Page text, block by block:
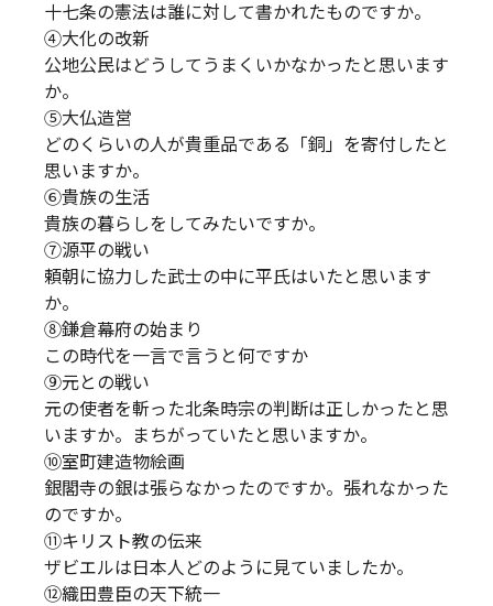
十七条の憲法は誰に対して書かれたものですか。
④大化の改新
公地公民はどうしてうまくいかなかったと思います
か。
⑤大仏造営
どのくらいの人が貴重品である「銅」を寄付したと
思いますか。
⑥貴族の生活
貴族の暮らしをしてみたいですか。
⑦源平の戦い
頼朝に協力した武士の中に平氏はいたと思います
か。
⑧鎌倉幕府の始まり
この時代を一言で言うと何ですか
⑨元との戦い
元の使者を斬った北条時宗の判断は正しかったと思
いますか。まちがっていたと思いますか。
⑩室町建造物絵画
銀閣寺の銀は張らなかったのですか。張れなかった
のですか。
⑪キリスト教の伝来
ザビエルは日本人どのように見ていましたか。
⑫織田豊臣の天下統一